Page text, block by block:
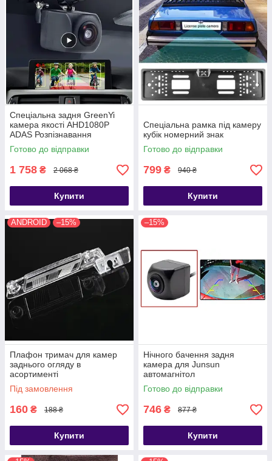
Спеціальна задня GreenYi
камера якості AHD1080P
ADAS Розпізнавання
інтелектуального відстеження
автомобіля
Готово до відправки
1 758 ₴ 2 068 ₴
Купити
Спеціальна рамка під камеру
кубік номерний знак
Готово до відправки
799 ₴ 940 ₴
Купити
ANDROID –15%
Плафон тримач для камер
заднього огляду в
асортименті
Під замовлення
160 ₴ 188 ₴
Купити
–15%
Нічного бачення задня
камера для Junsun
автомагнітол
Готово до відправки
746 ₴ 877 ₴
Купити